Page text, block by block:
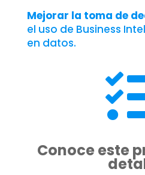
Mejorar la toma de
el uso de Business
en datos.
Conoce este